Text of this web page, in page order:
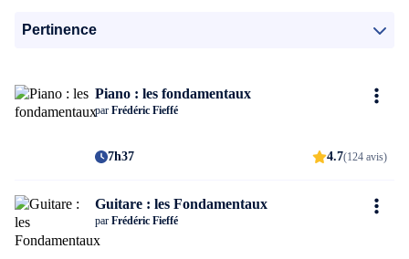
Pertinence
Piano : les fondamentaux
par Frédéric Fieffé
7h37 4.7(124 avis)
Guitare : les Fondamentaux
par Frédéric Fieffé